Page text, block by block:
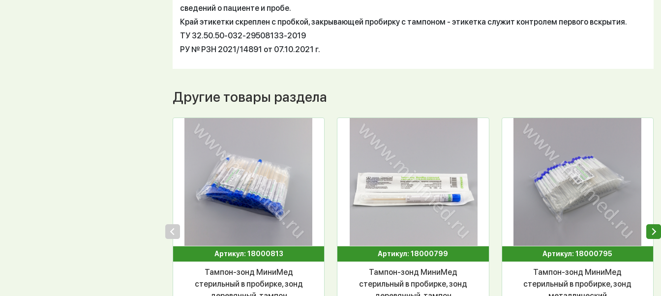
сведений о пациенте и пробе.
Край этикетки скреплен с пробкой, закрывающей пробирку с тампоном - этикетка служит контролем первого вскрытия.
ТУ 32.50.50-032-29508133-2019
РУ № РЗН 2021/14891 от 07.10.2021 г.
Другие товары раздела
Артикул: 18000813
Тампон-зонд МиниМед
стерильный в пробирке, зонд
Артикул: 18000799
Тампон-зонд МиниМед
стерильный в пробирке, зонд
Артикул: 18000795
Тампон-зонд МиниМед
стерильный в пробирке, зонд